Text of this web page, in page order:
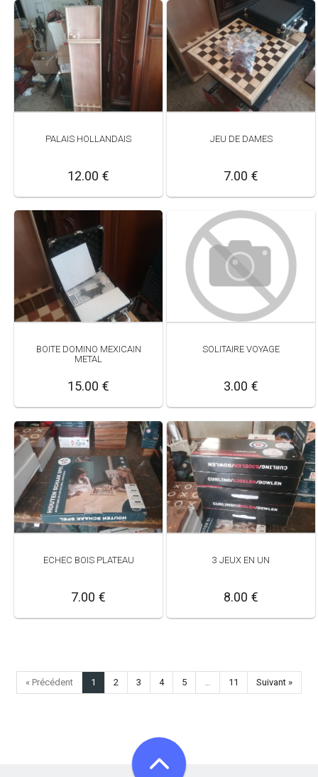
PALAIS HOLLANDAIS
12.00 €
JEU DE DAMES
7.00 €
BOITE DOMINO MEXICAIN
METAL
15.00 €
SOLITAIRE VOYAGE
3.00 €
ECHEC BOIS PLATEAU
7.00 €
3 JEUX EN UN
8.00 €
« Précédent 1 2 3 4 5 … 11 Suivant »